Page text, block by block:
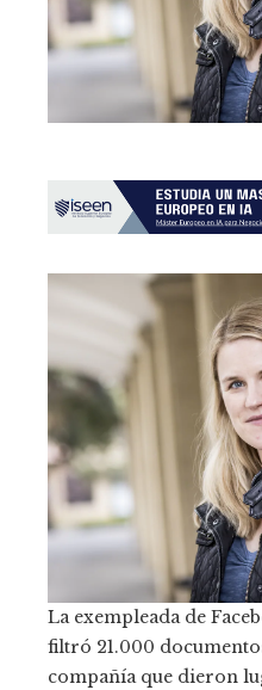
La exempleada de
filtró 21.000
compañía que dieron